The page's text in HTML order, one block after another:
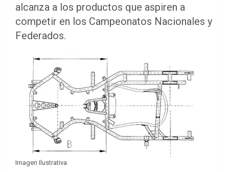
alcanza a los productos que aspiren a
competir en los Campeonatos Nacionales y
Federados.
Imagen Ilustrativa